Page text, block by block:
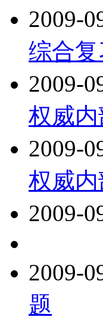
2009-
综合
2009-
权威
2009-
权威
2009-
2009-
题